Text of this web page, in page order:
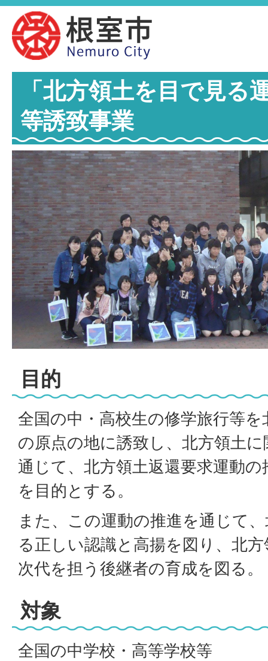
「北方領土を目で見る
等誘致事業
目的
全国の中・高校生の修学旅行等
の原点の地に誘致し、北方領土
通じて、北方領土返還要求運動
を目的とする。
また、この運動の推進を通じて
る正しい認識と高揚を図り、北
次代を担う後継者の育成を図る。
対象
全国の中学校・高等学校等